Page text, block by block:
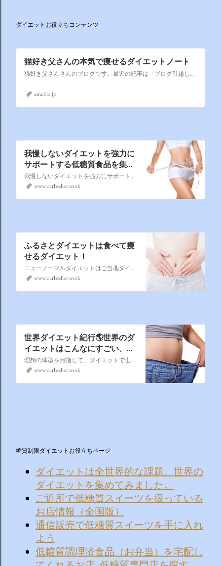
ダイエットお役立ちコンテンツ
猫好き父さんの本気で痩せるダイエットノート
猫好き父さんさんのブログです。最近の記事は「ブログ引越しします（画像あり）」です。
ameblo.jp
我慢しないダイエットを強力に
サポートする低糖質食品を集め
てみました
我慢しないダイエットを強力にサポートする低糖質食品を集めて見ました。
www.carbodiet.work
ふるさとダイエットは食べて痩
せるダイエット！
ニューノーマルダイエットはご当地ダイエット。 日本全国を北から南へ。 身近なもので始める地産地消ダイエット。食欲を抑え、脂肪を燃やし、アンチエイジングにも効果的な食材がなんと多いことか！
www.carbodiet.work
世界ダイエット紀行🌎世界のダ
イエットはこんなにすごい、食
べて痩せる世界のダイエット🎈
理想の体型を目指して、ダイエットで世界一周！,食べて瘦せる,美味しく痩せる,お腹痩せ,下半身痩せ,お腹ポッコリ,低糖質,ハーブ最強,地中海式ダイエット,糖質制限,
www.carbodiet.work
糖質制限ダイエットお役立ちページ
ダイエットは全世界的な課題、世界の
ダイエットを集めてみました。
ご近所で低糖質スイーツを扱っている
お店情報（全国版）
通信販売で低糖質スイーツを手に入れ
よう
低糖質調理済食品（お弁当）を宅配し